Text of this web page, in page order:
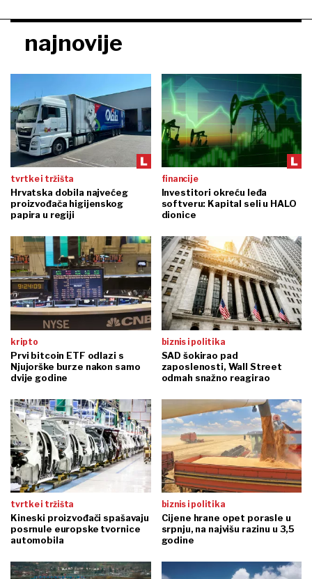
najnovije
tvrtke i tržišta
Hrvatska dobila najvećeg
proizvođača higijenskog
papira u regiji
financije
Investitori okreću leđa
softveru: Kapital seli u HALO
dionice
kripto
Prvi bitcoin ETF odlazi s
Njujorške burze nakon samo
dvije godine
biznis i politika
SAD šokirao pad
zaposlenosti, Wall Street
odmah snažno reagirao
tvrtke i tržišta
Kineski proizvođači spašavaju
posrnule europske tvornice
automobila
biznis i politika
Cijene hrane opet porasle u
srpnju, na najvišu razinu u 3,5
godine